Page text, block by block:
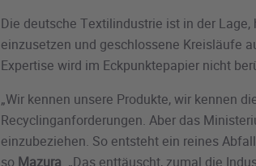
Die deutsche Textilindustrie ist in der
einzusetzen und geschlossene Kreisläufe
Expertise wird im Eckpunktepapier nicht
„Wir kennen unsere Produkte, wir kennen
Recyclinganforderungen. Aber das
einzubeziehen. So entsteht ein reines